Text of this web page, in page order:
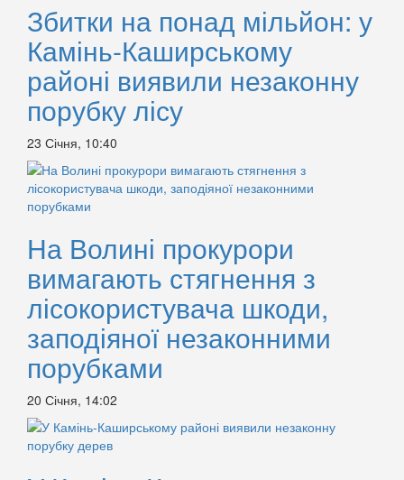
Збитки на понад мільйон: у
Камінь-Каширському
районі виявили незаконну
порубку лісу
23 Січня, 10:40
На Волині прокурори
вимагають стягнення з
лісокористувача шкоди,
заподіяної незаконними
порубками
20 Січня, 14:02